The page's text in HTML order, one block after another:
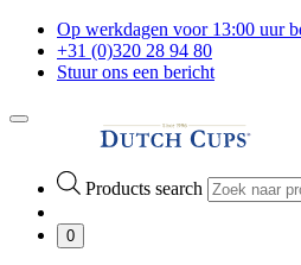
Op werkdagen voor 13:00 uur
+31 (0)320 28 94 80
Stuur ons een bericht
Products search
0